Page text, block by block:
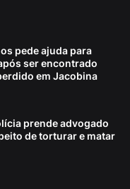
pede ajuda para
ser encontrado
em Jacobina
prende advogado
de torturar e matar